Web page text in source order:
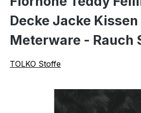
Decke Jacke
Meterware - Rauch
TOLKO Stoffe
Bildergalerie überspringen